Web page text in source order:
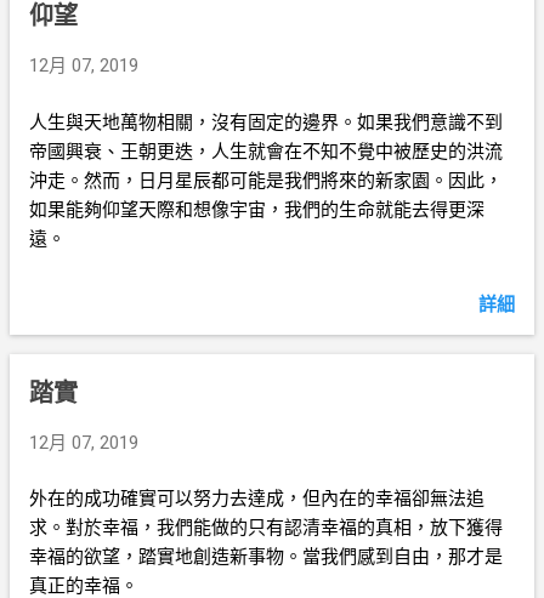
仰望
12月 07, 2019
人生與天地萬物相關，沒有固定的邊界。如果我們意識不到
帝國興衰、王朝更迭，人生就會在不知不覺中被歷史的洪流
沖走。然而，日月星辰都可能是我們將來的新家園。因此，
如果能夠仰望天際和想像宇宙，我們的生命就能去得更深
遠。
詳細
踏實
12月 07, 2019
外在的成功確實可以努力去達成，但內在的幸福卻無法追
求。對於幸福，我們能做的只有認清幸福的真相，放下獲得
幸福的欲望，踏實地創造新事物。當我們感到自由，那才是
真正的幸福。